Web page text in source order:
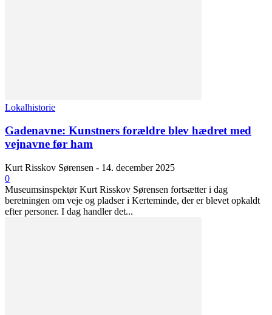
Lokalhistorie
Gadenavne: Kunstners forældre blev hædret med
vejnavne før ham
Kurt Risskov Sørensen - 14. december 2025
0
Museumsinspektør Kurt Risskov Sørensen fortsætter i dag
beretningen om veje og pladser i Kerteminde, der er blevet opkaldt
efter personer. I dag handler det...